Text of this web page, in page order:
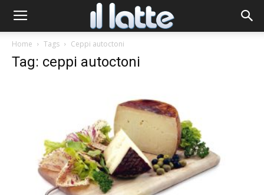
Home Tags Ceppi autoctoni
Tag: ceppi autoctoni